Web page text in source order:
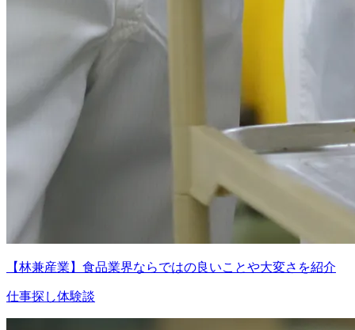
【林兼産業】食品業界ならではの良いことや大変さを紹介
仕事探し体験談